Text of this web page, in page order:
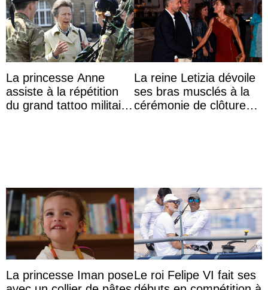
La princesse Anne
assiste à la répétition
du grand tattoo militaire
La reine Letizia dévoile
ses bras musclés à la
cérémonie de clôture
La princesse Iman poseLe roi Felipe VI fait ses